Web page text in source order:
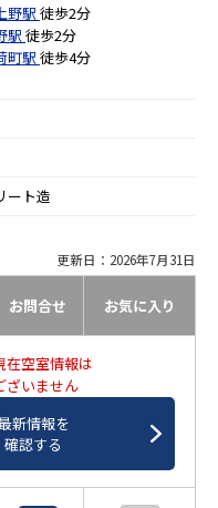
上野駅 徒歩2分
駅 徒歩2分
町駅 徒歩4分
ート造
更新日：2026年7月31日
お問合せ お気に入り
空室情報は
ざいません
新情報を
確認する